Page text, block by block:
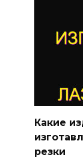
Какие
резки